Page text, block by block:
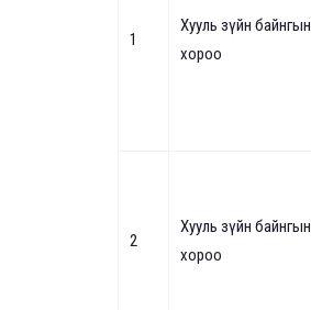
1
Хууль зүйн байнгын
хороо
2
Хууль зүйн байнгын
хороо